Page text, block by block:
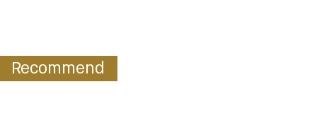
Recommend